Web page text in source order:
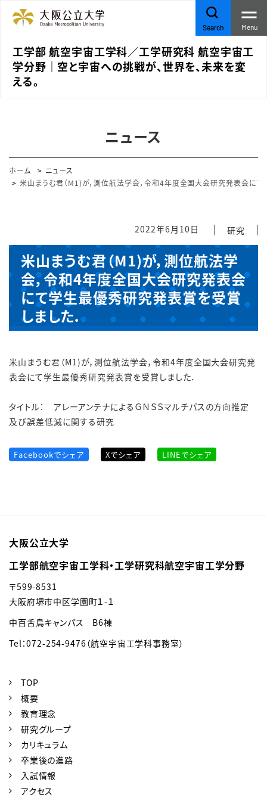
工学部 航空宇宙工学科／工学研究科 航空宇宙工
学分野｜空と宇宙への挑戦が、世界を、未来を変
える。
Search Menu
ニュース
ホーム
ニュース
米山まうむ君（M1)が，測位航法学会，令和4年度全国大会研究発表会に
2022年6月10日 研究
米山まうむ君（M1)が，測位航法学
会，令和4年度全国大会研究発表会
にて学生最優秀研究発表賞を受賞
しました．
米山まうむ君（M1)が，測位航法学会，令和4年度全国大会研究発
表会にて学生最優秀研究発表賞を受賞しました．
タイトル： アレーアンテナによるＧＮＳＳマルチパスの方向推定
及び誤差低減に関する研究
Facebookでシェア Xでシェア LINEでシェア
大阪公立大学
工学部航空宇宙工学科・工学研究科航空宇宙工学分野
〒599-8531
大阪府堺市中区学園町１-１
中百舌鳥キャンパス B6棟
Tel：072-254-9476（航空宇宙工学科事務室）
TOP
概要
教育理念
研究グループ
カリキュラム
卒業後の進路
入試情報
アクセス